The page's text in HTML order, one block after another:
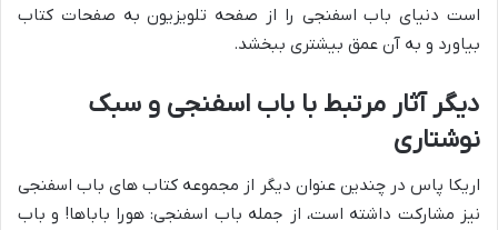
است دنیای باب اسفنجی را از صفحه تلویزیون به صفحات کتاب
بیاورد و به آن عمق بیشتری ببخشد.
دیگر آثار مرتبط با باب اسفنجی و سبک
نوشتاری
اریکا پاس در چندین عنوان دیگر از مجموعه کتاب های باب اسفنجی
نیز مشارکت داشته است، از جمله باب اسفنجی: هورا باباها! و باب